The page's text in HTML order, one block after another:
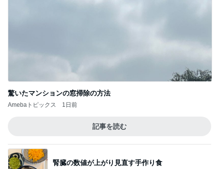
驚いたマンションの窓掃除の方法
Amebaトピックス 1日前
記事を読む
腎臓の数値が上がり見直す手作り食